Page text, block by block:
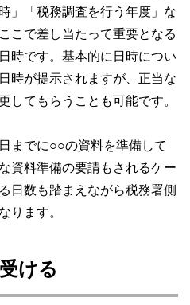
」「税務調査を行う年度」な
こで差し当たって重要となる
時です。基本的に日時につい
時が提示されますが、正当な
してもらうことも可能です。
までに○○の資料を準備して
資料準備の要請もされるケー
日数も踏まえながら税務署側
ります。
ける